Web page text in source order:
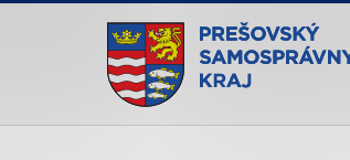
Doména psk.sk je
Toto je oficiálna webová